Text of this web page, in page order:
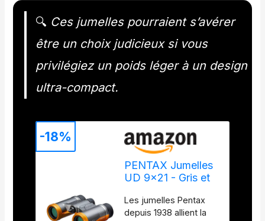
🔍 Ces jumelles pourraient s’avérer
être un choix judicieux si vous
privilégiez un poids léger à un design
ultra-compact.
PENTAX Jumelles
UD 9x21 - Gris et
de Vision
Lumineux et Clair,
Les jumelles Pentax
depuis 1938 allient la
-18%